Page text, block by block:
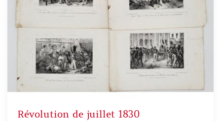
Révolution de juillet 1830